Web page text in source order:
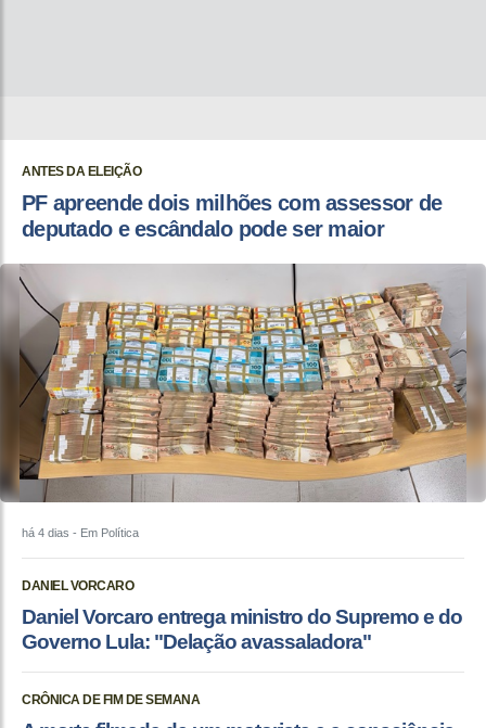
ANTES DA ELEIÇÃO
PF apreende dois milhões com assessor de
deputado e escândalo pode ser maior
há 4 dias - Em Política
DANIEL VORCARO
Daniel Vorcaro entrega ministro do Supremo e do
Governo Lula: "Delação avassaladora"
CRÔNICA DE FIM DE SEMANA